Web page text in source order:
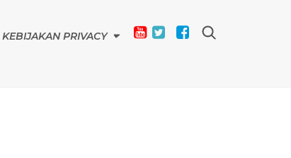
KEBIJAKAN PRIVACY